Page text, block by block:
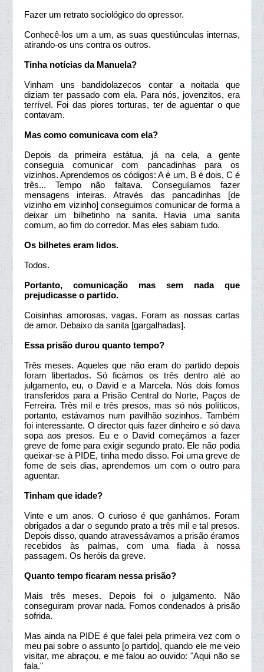
Fazer um retrato sociológico do opressor.
Conhecê-los um a um, as suas questiúnculas internas,
atirando-os uns contra os outros.
Tinha notícias da Manuela?
Vinham uns bandidolazecos contar a noitada que
diziam ter passado com ela. Para nós, jovenzitos, era
terrível. Foi das piores torturas, ter de aguentar o que
contavam.
Mas como comunicava com ela?
Depois da primeira estátua, já na cela, a gente
conseguia comunicar com pancadinhas para os
vizinhos. Aprendemos os códigos: A é um, B é dois, C é
três... Tempo não faltava. Conseguíamos fazer
mensagens inteiras. Através das pancadinhas [de
vizinho em vizinho] conseguimos comunicar de forma a
deixar um bilhetinho na sanita. Havia uma sanita
comum, ao fim do corredor. Mas eles sabiam tudo.
Os bilhetes eram lidos.
Todos.
Portanto, comunicação mas sem nada que
prejudicasse o partido.
Coisinhas amorosas, vagas. Foram as nossas cartas
de amor. Debaixo da sanita [gargalhadas].
Essa prisão durou quanto tempo?
Três meses. Aqueles que não eram do partido depois
foram libertados. Só ficámos os três dentro até ao
julgamento, eu, o David e a Marcela. Nós dois fomos
transferidos para a Prisão Central do Norte, Paços de
Ferreira. Três mil e três presos, mas só nós políticos,
portanto, estávamos num pavilhão sozinhos. Também
foi interessante. O director quis fazer dinheiro e só dava
sopa aos presos. Eu e o David começámos a fazer
greve de fome para exigir segundo prato. Ele não podia
queixar-se à PIDE, tinha medo disso. Foi uma greve de
fome de seis dias, aprendemos um com o outro para
aguentar.
Tinham que idade?
Vinte e um anos. O curioso é que ganhámos. Foram
obrigados a dar o segundo prato a três mil e tal presos.
Depois disso, quando atravessávamos a prisão éramos
recebidos às palmas, com uma fiada à nossa
passagem. Os heróis da greve.
Quanto tempo ficaram nessa prisão?
Mais três meses. Depois foi o julgamento. Não
conseguiram provar nada. Fomos condenados à prisão
sofrida.
Mas ainda na PIDE é que falei pela primeira vez com o
meu pai sobre o assunto [o partido], quando ele me veio
visitar, me abraçou, e me falou ao ouvido: "Aqui não se
fala."